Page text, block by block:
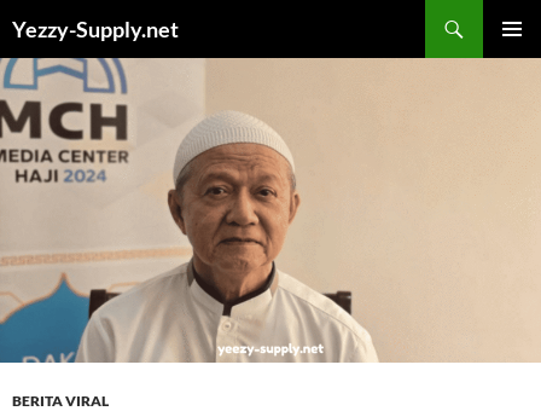
content
Yezzy-Supply.net
BERITA VIRAL